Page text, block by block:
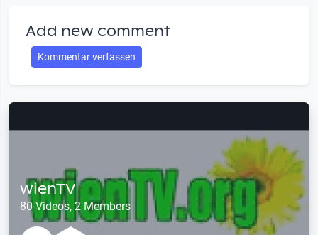
Add new comment
Kommentar verfassen
wienTV
80 Videos, 2 Members